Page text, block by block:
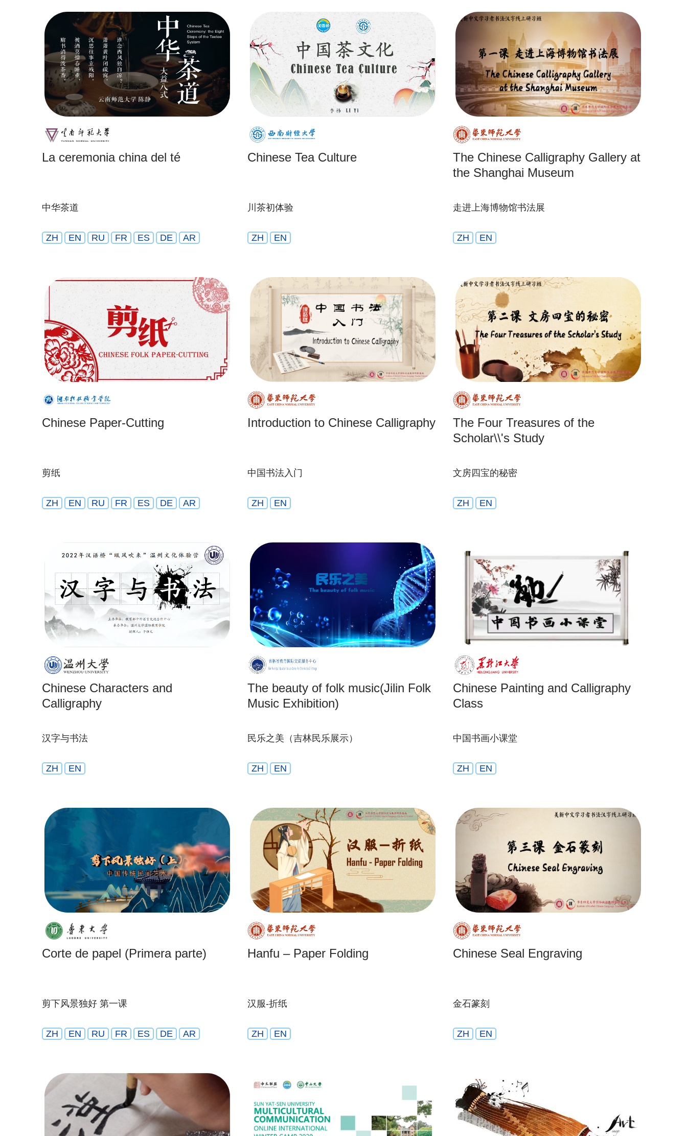
La ceremonia china del té
中华茶道
ZH EN RU FR ES DE AR
Chinese Tea Culture
川茶初体验
ZH EN
The Chinese Calligraphy Gallery at
the Shanghai Museum
走进上海博物馆书法展
ZH EN
Chinese Paper-Cutting
剪纸
ZH EN RU FR ES DE AR
Introduction to Chinese Calligraphy
中国书法入门
ZH EN
The Four Treasures of the
Scholar\\'s Study
文房四宝的秘密
ZH EN
Chinese Characters and
Calligraphy
汉字与书法
ZH EN
The beauty of folk music(Jilin Folk
Music Exhibition)
民乐之美（吉林民乐展示）
ZH EN
Chinese Painting and Calligraphy
Class
中国书画小课堂
ZH EN
Corte de papel (Primera parte)
剪下风景独好 第一课
ZH EN RU FR ES DE AR
Hanfu – Paper Folding
汉服-折纸
ZH EN
Chinese Seal Engraving
金石篆刻
ZH EN